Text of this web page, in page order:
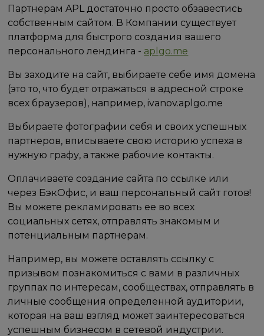
Партнерам APL достаточно просто обзавестись
собственным сайтом. В Компании существует
платформа для быстрого создания вашего
персонального лендинга - aplgo.me
Вы заходите на сайт, выбираете себе имя домена
(это то, что будет отражаться в адресной строке
всех браузеров), например, ivanov.aplgo.me
Выбираете фотографии себя и своих успешных
партнеров, вписываете свою историю успеха в
нужную графу, а также рабочие контакты.
Оплачиваете создание сайта по ссылке или
через БэкОфис, и ваш персональный сайт готов!
Вы можете рекламировать ее во всех
социальных сетях, отправлять знакомым и
потенциальным партнерам.
Например, вы можете оставлять ссылку с
призывом познакомиться с вами в различных
группах по интересам, сообществах, отправлять в
личные сообщения определенной аудитории,
которая на ваш взгляд может заинтересоваться
успешным бизнесом в сетевой индустрии.